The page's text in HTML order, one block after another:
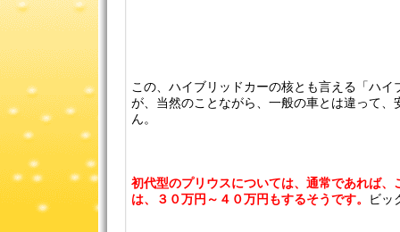
この、ハイブリッドカーの核とも言える「ハイ
が、当然のことながら、一般の車とは違って、
ん。
初代型のプリウスについては、通常であれば、
は、３０万円～４０万円もするそうです。
ビッ